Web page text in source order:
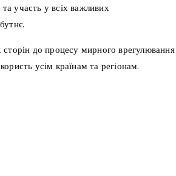
участь у всіх важливих
до процесу мирного врегулювання
усім країнам та регіонам.